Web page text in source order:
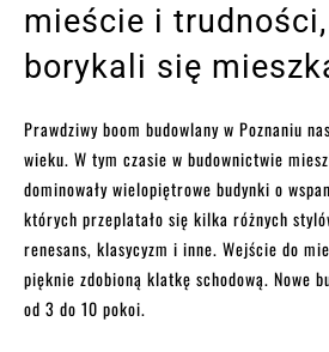
mieście i
borykali się
Prawdziwy boom budowlany w Poznaniu
wieku. W tym czasie w budownictwie
dominowały wielopiętrowe budynki o
których przeplatało się kilka różnych
renesans, klasycyzm i inne. Wejście do
pięknie zdobioną klatkę schodową. Nowe
od 3 do 10 pokoi.